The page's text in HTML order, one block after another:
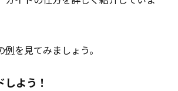
例を見てみましょう。
よう！